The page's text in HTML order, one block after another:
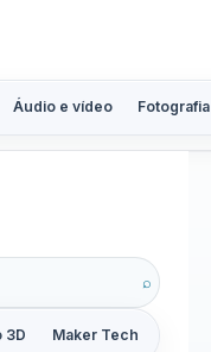
Áudio e vídeo Fotografia
⌕
3D Maker Tech